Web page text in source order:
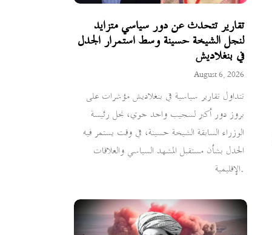
تقارير تتحدث عن دور سياسي متزايد
لنجل الشيخة حسينة وسط استمرار الجدل
في بنغلاديش
August 6, 2026
تتداول تقارير سياسية في بنغلاديش مؤشرات على
بروز دور أكبر لسجيب واجد جوي، نجل رئيسة
الوزراء السابقة الشيخة حسينة، في وقت يستمر فيه
الجدل بشأن مستقبل المشهد السياسي والعلاقات
الإقليمية.